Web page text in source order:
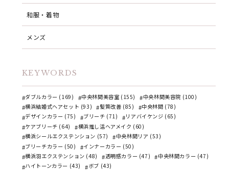
和服・着物
メンズ
KEYWORDS
ダブルカラー (169) 中央林間美容室 (155)
中央林間美容院 (100)
横浜結婚式ヘアセット (93)
髪質改善 (85)
中央林間 (78)
デザインカラー (75)
ブリーチ (71)
リアバイケンジ (65)
ケアブリーチ (64)
横浜推し活ヘアメイク (60)
横浜シールエクステンション (57)
中央林間リア (53)
ブリーチカラー (50)
インナーカラー (50)
横浜羽エクステンション (48)
透明感カラー (47)
中央林間カラー (47)
ハイトーンカラー (43)
ボブ (43)